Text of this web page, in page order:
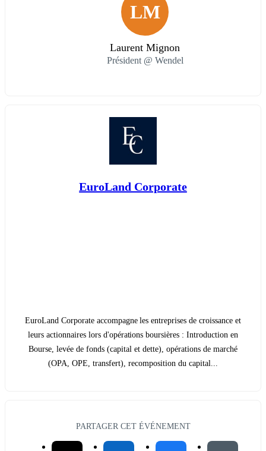
LM
Laurent Mignon
Président @ Wendel
EuroLand Corporate
EuroLand Corporate accompagne les entreprises de croissance et
leurs actionnaires lors d'opérations boursières : Introduction en
Bourse, levée de fonds (capital et dette), opérations de marché
(OPA, OPE, transfert), recomposition du capital...
PARTAGER CET ÉVÉNEMENT